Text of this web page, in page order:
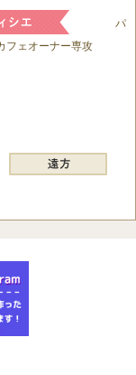
パ
フェオーナー専攻